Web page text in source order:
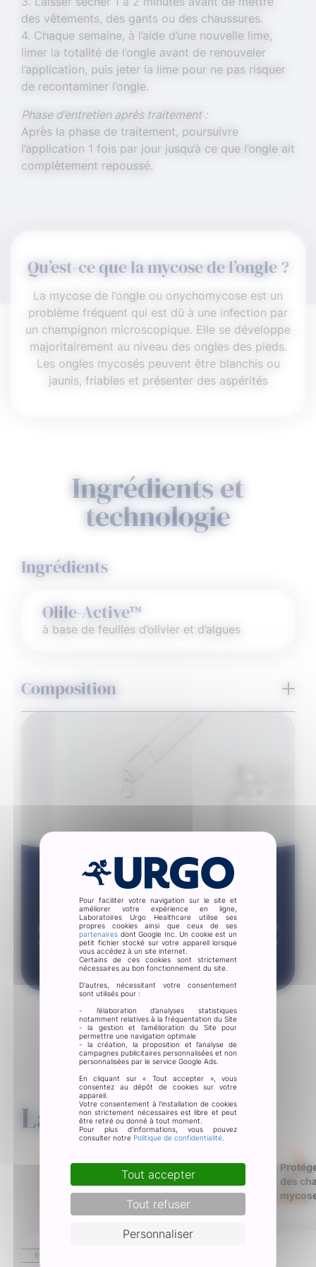
des vêtements, des gants ou des chaussures.
4. Chaque semaine, à l’aide d’une nouvelle lime,
limer la totalité de l’ongle avant de renouveler
l’application, puis jeter la lime pour ne pas risquer
de recontaminer l’ongle.
Phase d’entretien après traitement :
Après la phase de traitement, poursuivre
l’application 1 fois par jour jusqu’à ce que l’ongle ait
complètement repoussé.
Qu’est-ce que la mycose de l’ongle ?
La mycose de l’ongle ou onychomycose est un
problème fréquent qui est dû à une infection par
un champignon microscopique. Elle se développe
majoritairement au niveau des ongles des pieds.
Les ongles mycosés peuvent être blanchis ou
jaunis, friables et présenter des aspérités
Ingrédients et
technologie
Ingrédients
Olile-Active™
à base de feuilles d’olivier et d’algues
Composition
Olile-Active ™ (à base de feuilles d’olivier et
La technologie Filmogel®
La technologie Filmogel® est une génération de
pansements innovants : des pansements liquides qui
apportent une solution discrète contre tous les maux
du quotidien.
La routine associée
Traiter la mycose
TOP VENTES
2
des
Pour faciliter votre navigation sur le site et
améliorer votre expérience en ligne,
Laboratoires Urgo Healthcare utilise ses
propres cookies ainsi que ceux de ses
partenaires dont Google Inc. Un cookie est un
petit fichier stocké sur votre appareil lorsque
vous accédez à un site internet.
Certains de ces cookies sont strictement
nécessaires au bon fonctionnement du site.
D'autres, nécessitant votre consentement
sont utilisés pour :
- l’élaboration d’analyses statistiques
notamment relatives à la fréquentation du Site
- la gestion et l’amélioration du Site pour
permettre une navigation optimale
- la création, la proposition et l’analyse de
campagnes publicitaires personnalisées et non
personnalisées par le service Google Ads.
En cliquant sur « Tout accepter », vous
consentez au dépôt de cookies sur votre
appareil.
Votre consentement à l'installation de cookies
non strictement nécessaires est libre et peut
être retiré ou donné à tout moment.
Pour plus d’informations, vous pouvez
consulter notre Politique de confidentialité
Tout accepter
Tout refuser
Personnaliser